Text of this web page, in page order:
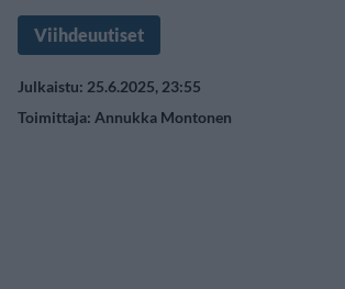
Viihdeuutiset
Julkaistu: 25.6.2025, 23:55
Toimittaja: Annukka Montonen